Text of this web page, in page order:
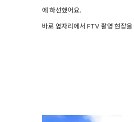
에 하선했어요.
바로 옆자리에서 FTV 촬영 현장